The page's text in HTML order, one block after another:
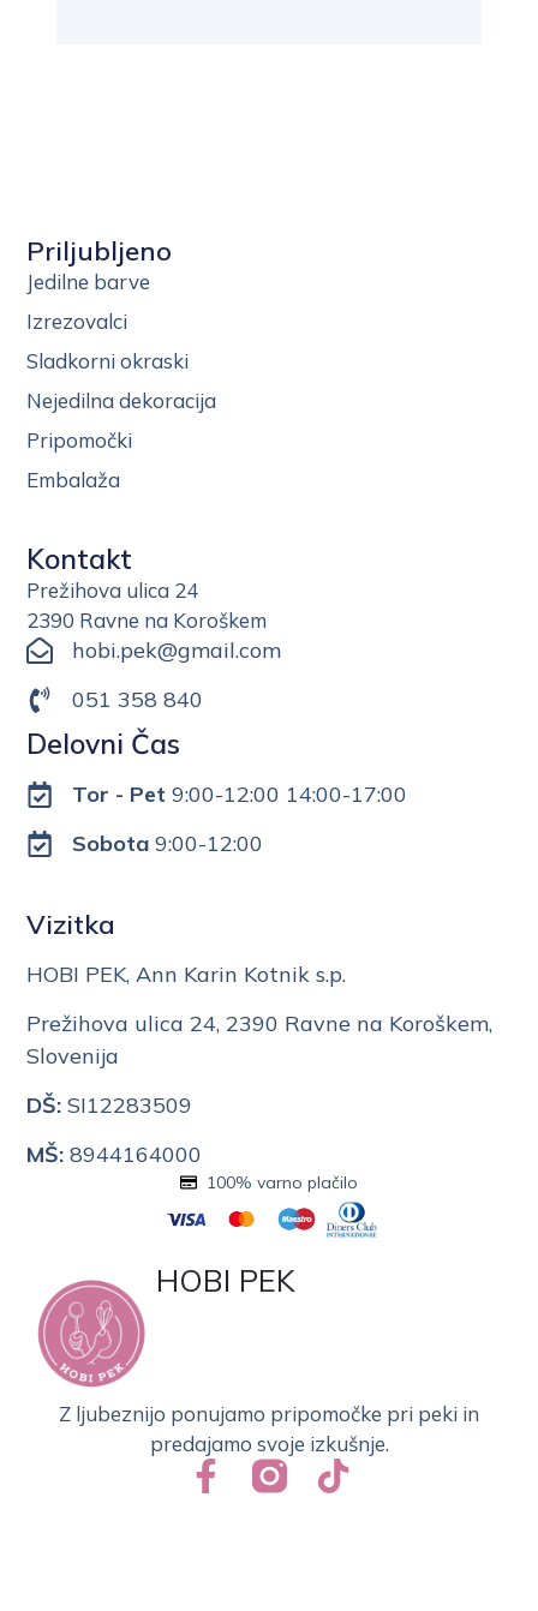
Priljubljeno
Jedilne barve
Izrezovalci
Sladkorni okraski
Nejedilna dekoracija
Pripomočki
Embalaža
Kontakt
Prežihova ulica 24
2390 Ravne na Koroškem
hobi.pek@gmail.com
051 358 840
Delovni Čas
Tor - Pet 9:00-12:00 14:00-17:00
Sobota9:00-12:00
Vizitka
HOBI PEK, Ann Karin Kotnik s.p.
Prežihova ulica 24, 2390 Ravne na Koroškem,
Slovenija
DŠ: SI12283509
MŠ: 8944164000
HOBI PEK
Z ljubeznijo ponujamo pripomočke pri peki in
predajamo svoje izkušnje.
100% varno plačilo